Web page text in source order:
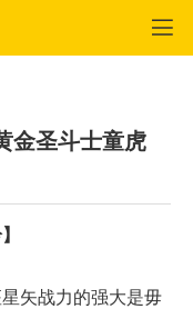
金圣斗士童虎
矢战力的强大是毋